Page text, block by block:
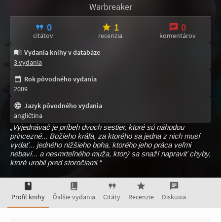
Warbreaker
0
citátov
1
recenzia
0
komentárov
Vydania knihy v databáze
3 vydania
Rok pôvodného vydania
2009
Jazyk pôvodného vydania
angličtina
„Vyjednávač je príbeh dvoch sestier, ktoré sú náhodou
princezné... Božieho kráľa, za ktorého sa jedna z nich musí
vydať... jedného nižšieho boha, ktorého jeho práca veľmi
nebaví... a nesmrteľného muža, ktorý sa snaží napraviť chyby,
ktoré urobil pred storočiami.“
Profil knihy Ďalšie vydania Citáty Recenzie Diskusia